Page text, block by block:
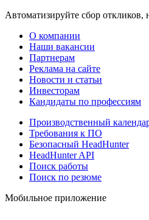
Автоматизируйте сбор откликов,
О компании
Наши вакансии
Партнерам
Реклама на сайте
Новости и статьи
Инвесторам
Кандидаты по профессиям
Производственный
Требования к ПО
Безопасный HeadHunter
HeadHunter API
Поиск работы
Поиск по резюме
Мобильное приложение